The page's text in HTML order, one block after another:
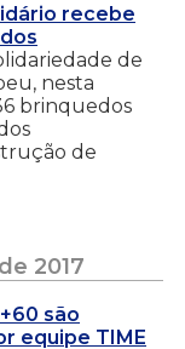
recebe
de
nesta
brinquedos
de
2017
são
equipe TIME